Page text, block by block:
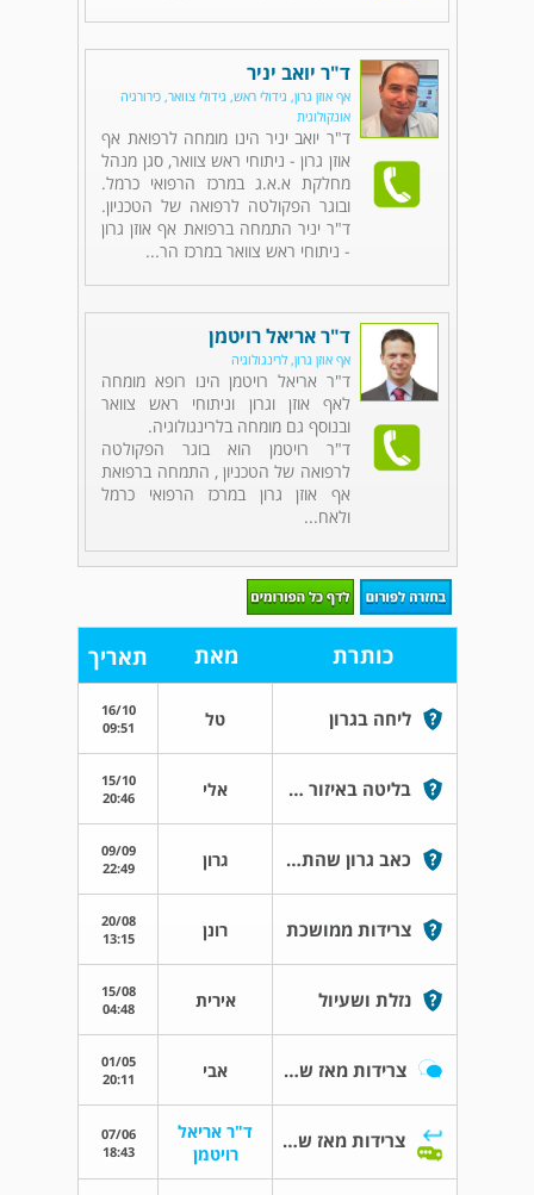
ד"ר יואב יניר
אף אוזן גרון, גידולי ראש, גידולי צוואר, כירורגיה
אונקולוגית
ד"ר יואב יניר הינו מומחה לרפואת אף
אוזן גרון - ניתוחי ראש צוואר, סגן מנהל
מחלקת א.א.ג במרכז הרפואי כרמל.
ובוגר הפקולטה לרפואה של הטכניון.
ד"ר יניר התמחה ברפואת אף אוזן גרון
- ניתוחי ראש צוואר במרכז הר...
ד"ר אריאל רויטמן
אף אוזן גרון, לרינגולוגיה
ד"ר אריאל רויטמן הינו רופא מומחה
לאף אוזן וגרון וניתוחי ראש צוואר
ובנוסף גם מומחה בלרינגולוגיה.
ד"ר רויטמן הוא בוגר הפקולטה
לרפואה של הטכניון , התמחה ברפואת
אף אוזן גרון במרכז הרפואי כרמל
ולאח...
כותרת מאת תאריך
ליחה בגרון טל
16/10
09:51
בליטה באיזור הלוע אלי
15/10
20:46
כאב גרון שהתחיל לפני 4 ימים גרון
09/09
22:49
צרידות ממושכת רונן
20/08
13:15
נזלת ושעיול אירית
15/08
04:48
צרידות מאז שאני זוכר את עצמי אבי
01/05
20:11
צרידות מאז שאני זוכר את עצמי
ד"ר אריאל
רויטמן
07/06
18:43